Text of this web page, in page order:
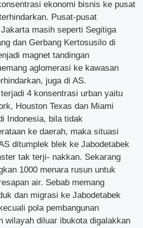
ekonomi bisnis ke pusat
Pusat-pusat
masih seperti Segitiga
dan Gerbang Kertosusilo di
magnet tandingan
aglomerasi ke kawasan
juga di AS.
4 konsentrasi urban yaitu
Houston Texas dan Miami
Indonesia, bila tidak
ke daerah, maka situasi
ditumplek blek ke Jabodetabek
tak terji- nakkan. Sekarang
1000 menara rusun untuk
air. Sebab memang
dan migrasi ke Jabodetabek
pola pembangunan
wilayah diluar ibukota digalakkan